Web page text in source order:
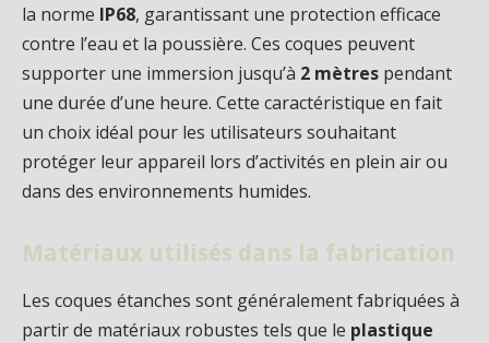
la norme IP68, garantissant une protection efficace
contre l’eau et la poussière. Ces coques peuvent
supporter une immersion jusqu’à 2 mètres pendant
une durée d’une heure. Cette caractéristique en fait
un choix idéal pour les utilisateurs souhaitant
protéger leur appareil lors d’activités en plein air ou
dans des environnements humides.
Matériaux utilisés dans la fabrication
Les coques étanches sont généralement fabriquées à
partir de matériaux robustes tels que le plastique